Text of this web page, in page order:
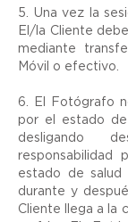
5. Una vez la
El/la Cliente
mediante
Móvil o efectivo.
6. El Fotógrafo
por el estado
desligando
responsabilidad
estado de salud
durante y
Cliente llega a la